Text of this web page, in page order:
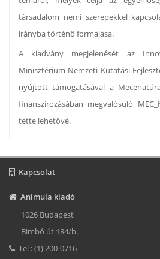
társadalom nemi szerepekkel
irányba történő formálása.
A kiadvány megjelenését az
Minisztérium Nemzeti Kutatási
nyújtott támogatásával a
finanszírozásában megvalósuló
tette lehetővé.
Kapcsolat
Animula kiadó
1026 Budapest
Bimbó út 184/b.
Tel : (1) 200-0716